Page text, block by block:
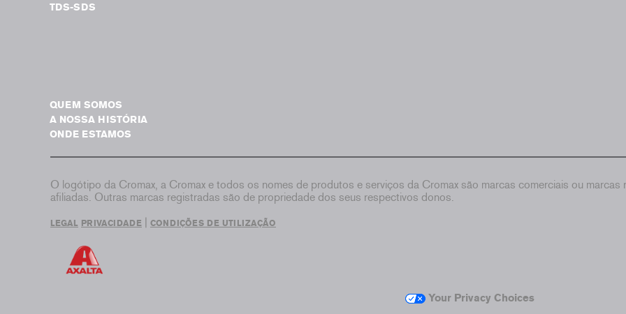
TDS-SDS
QUEM SOMOS
A NOSSA HISTÓRIA
ONDE ESTAMOS
O logótipo da Cromax, a Cromax e todos os nomes de produtos e serviços da Cromax são marcas comerciais ou
afiliadas. Outras marcas registradas são de propriedade dos seus respectivos donos.
LEGAL PRIVACIDADE CONDIÇÕES DE UTILIZAÇÃO
Your Privacy Choices